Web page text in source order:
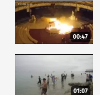
00:47
01:07